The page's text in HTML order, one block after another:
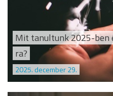
Mit tanultunk 2025-ben
ra?
2025. december 29.